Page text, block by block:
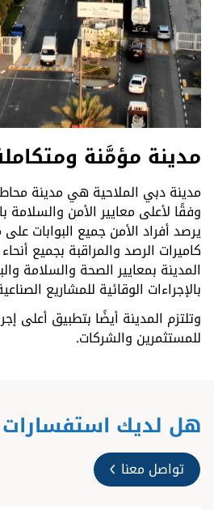
مدينة مؤمَّنة
مدينة دبي الملاحية هي مدينة
وفقًا لأعلى معايير الأمن والسلامة
يرصد أفراد الأمن جميع البوابات
كاميرات الرصد والمراقبة بجميع
المدينة بمعايير الصحة والسلامة
بالإجراءات الوقائية للمشاريع
وتلتزم المدينة أيضًا بتطبيق أعلى
للمستثمرين والشركات.
هل لديك
تواصل معنا